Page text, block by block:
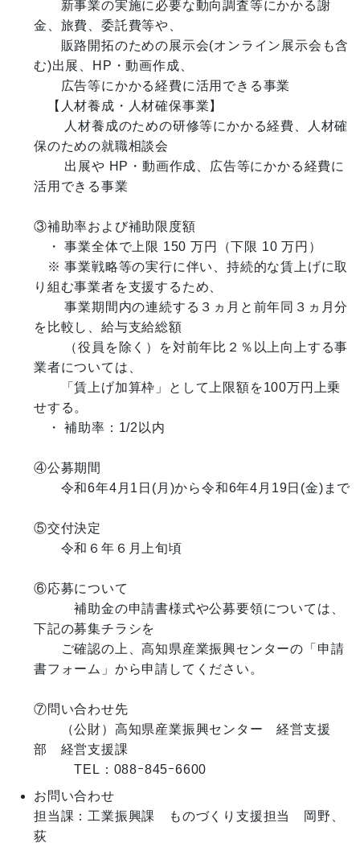
新事業の実施に必要な動向調査等にかかる謝
金、旅費、委託費等や、
販路開拓のための展示会(オンライン展示会も含
む)出展、HP・動画作成、
広告等にかかる経費に活用できる事業
【人材養成・人材確保事業】
人材養成のための研修等にかかる経費、人材確
保のための就職相談会
出展や HP・動画作成、広告等にかかる経費に
活用できる事業
③補助率および補助限度額
・ 事業全体で上限 150 万円（下限 10 万円）
※ 事業戦略等の実行に伴い、持続的な賃上げに取
り組む事業者を支援するため、
事業期間内の連続する３ヵ月と前年同３ヵ月分
を比較し、給与支給総額
業者については、
「賃上げ加算枠」として上限額を100万円上乗
せする。
・ 補助率：1/2以内
④公募期間
令和6年4月1日(月)から令和6年4月19日(金)まで
⑤交付決定
令和６年６月上旬頃
⑥応募について
補助金の申請書様式や公募要領については、
下記の募集チラシを
ご確認の上、高知県産業振興センターの「申請
書フォーム」から申請してください。
⑦問い合わせ先
（公財）高知県産業振興センター　経営支援
部　経営支援課
お問い合わせ
担当課：工業振興課　ものづくり支援担当　岡野、
荻